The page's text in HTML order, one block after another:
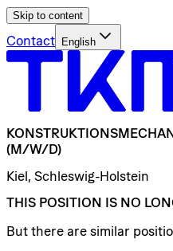
Skip to content
Contact English
(M/W/D)
Kiel, Schleswig-Holstein
THIS POSITION IS NO
But there are similar